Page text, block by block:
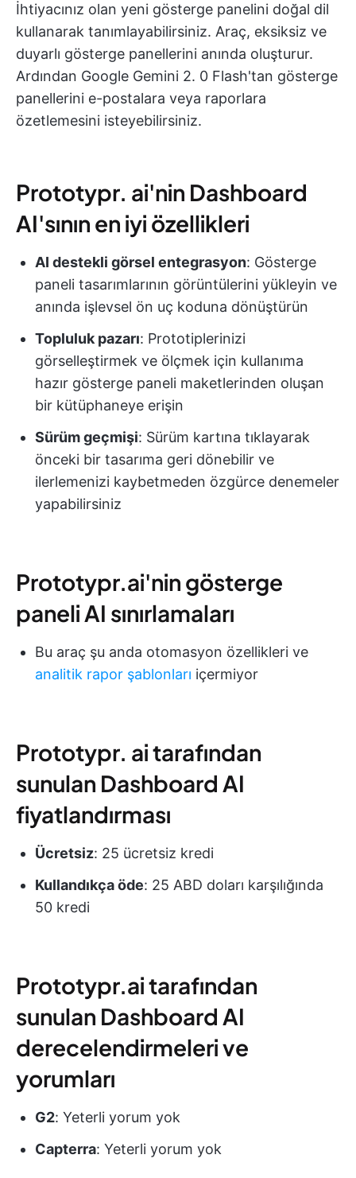
İhtiyacınız olan yeni gösterge panelini doğal dil
kullanarak tanımlayabilirsiniz. Araç, eksiksiz ve
duyarlı gösterge panellerini anında oluşturur.
Ardından Google Gemini 2. 0 Flash'tan gösterge
panellerini e-postalara veya raporlara
özetlemesini isteyebilirsiniz.
Prototypr. ai'nin Dashboard
AI'sının en iyi özellikleri
AI destekli görsel entegrasyon: Gösterge
paneli tasarımlarının görüntülerini yükleyin ve
anında işlevsel ön uç koduna dönüştürün
Topluluk pazarı: Prototiplerinizi
görselleştirmek ve ölçmek için kullanıma
hazır gösterge paneli maketlerinden oluşan
bir kütüphaneye erişin
Sürüm geçmişi: Sürüm kartına tıklayarak
önceki bir tasarıma geri dönebilir ve
ilerlemenizi kaybetmeden özgürce denemeler
yapabilirsiniz
Prototypr.ai'nin gösterge
paneli AI sınırlamaları
Bu araç şu anda otomasyon özellikleri ve
analitik rapor şablonları içermiyor
Prototypr. ai tarafından
sunulan Dashboard AI
fiyatlandırması
Ücretsiz: 25 ücretsiz kredi
Kullandıkça öde: 25 ABD doları karşılığında
50 kredi
Prototypr.ai tarafından
sunulan Dashboard AI
derecelendirmeleri ve
yorumları
G2: Yeterli yorum yok
Capterra: Yeterli yorum yok